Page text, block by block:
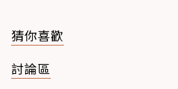
猜你喜歡
討論區